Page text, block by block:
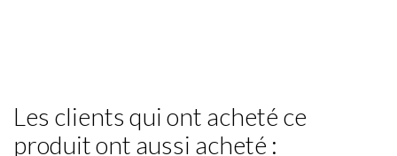
Les clients qui ont acheté ce
produit ont aussi acheté :